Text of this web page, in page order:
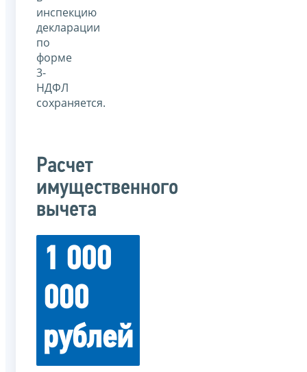
инспекцию
декларации
по
форме
3-
НДФЛ
сохраняется.
Расчет
имущественного
вычета
1 000
000
рублей